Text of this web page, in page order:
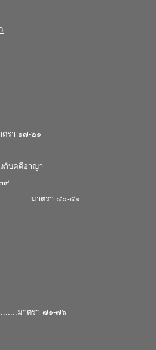
รา ๑๗-๒๑
กับคดีอาญา
๙
มาตรา ๔๐-๕๑
มาตรา ๗๑-๗๖